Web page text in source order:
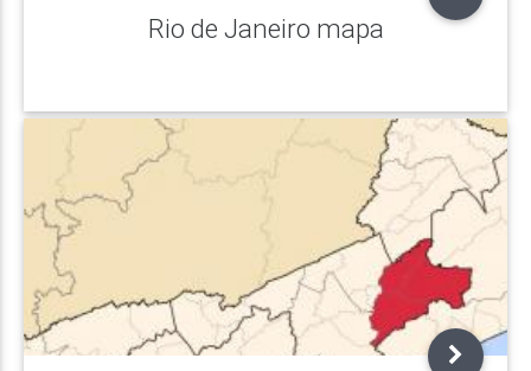
Rio de Janeiro mapa